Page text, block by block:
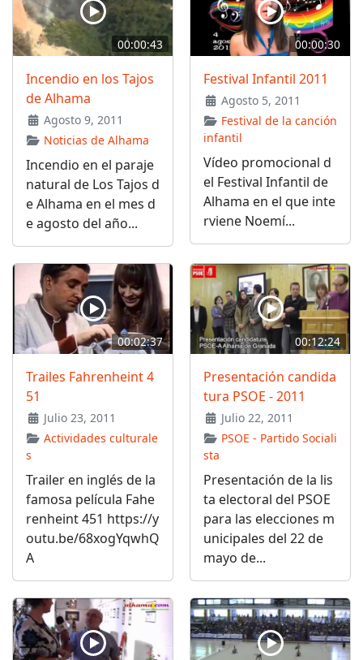
00:00:43
Incendio en los Tajos
de Alhama
Agosto 9, 2011
Noticias de Alhama
Incendio en el paraje
natural de Los Tajos d
e Alhama en el mes d
e agosto del año...
00:00:30
Festival Infantil 2011
Agosto 5, 2011
Festival de la canción
infantil
Vídeo promocional d
el Festival Infantil de
Alhama en el que inte
rviene Noemí...
00:02:37
Trailes Fahrenheint 4
51
Julio 23, 2011
Actividades culturale
s
Trailer en inglés de la
famosa película Fahe
renheint 451 https://y
outu.be/68xogYqwhQ
A
00:12:24
Presentación candida
tura PSOE - 2011
Julio 22, 2011
PSOE - Partido Sociali
sta
Presentación de la lis
ta electoral del PSOE
para las elecciones m
unicipales del 22 de
mayo de...